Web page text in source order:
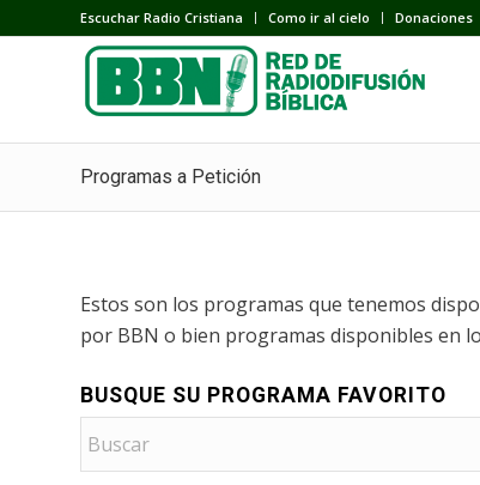
Escuchar Radio Cristiana Como ir al cielo Donaciones
Programas a Petición
Estos son los programas que tenemos
por BBN o bien programas disponibles en
BUSQUE SU PROGRAMA FAVORITO